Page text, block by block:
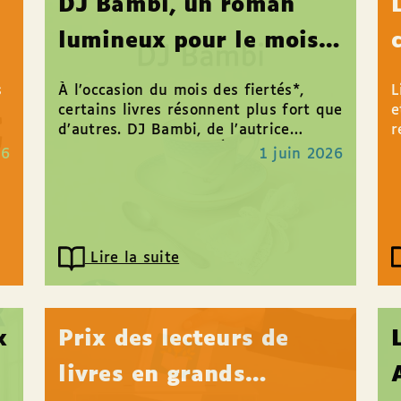
DJ Bambi, un roman
lumineux pour le mois
des fiertés
À l’occasion du mois des fiertés*,
certains livres résonnent plus fort que
d’autres. DJ Bambi, de l’autrice
islandaise Auður Ava Ólafsdóttir, fait
1 juin 2026
Lire la suite
Prix des lecteurs de
livres en grands